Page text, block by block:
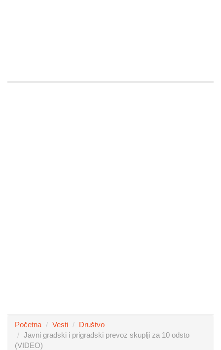
Početna Vesti
Društvo
Javni gradski i prigradski prevoz skuplji za 10 odsto
(VIDEO)